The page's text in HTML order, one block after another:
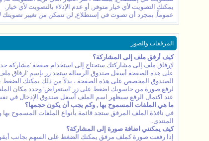
يمكنك التصويت لأي خيار متوفر, أو عدم الإدلاء بالتصويت لأي خيار.
عموماً, بمجرد أن تصوت في إستطلاع, لن تتمكن من تغيير تصويتك
المرفقات والصور
كيف أرفق ملف إلى المشاركة؟
لإرفاق ملف إلى مشاركتك ستحتاج إلى استخدام صفحة 'مشاركة
على هذه الصفحة أسفل صندوق الرسالة ستجد زر بإسم 'ارفاق
الصندوق المخصص على هذه الصفحة ، بدلاً من ذلك يمكنك الضغط
لرفع صورة من حاسوبك اضغط على زر 'استعراض' وحدد مكان
عند اكتمال الرفع سيظهر اسم الملف أسفل صندوق الإدخال في نفس
ما هي الملفات المسموح بها , وكم يجب أن يكون حجمها؟
في نافذة الملف المرفق ستجد قائمة بأنواع الملفات المسموح
المنتدى.
كيف يمكنني اضافة صورة إلى المشاركة؟
إذا رفعت صورة كملف مرفق يمكنك الضغط على السهم بجانب